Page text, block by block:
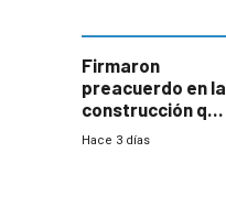
a revisar
proyectos
Firmaron
preacuerdo en la
construcción que
comprende
Hace 3 días